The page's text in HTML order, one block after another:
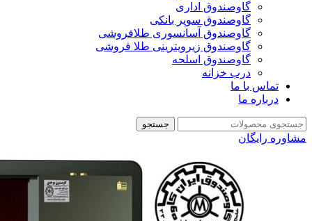
گاوصندوق اداری
گاوصندوق سوپر بانکی
گاوصندوق آسانسوری طلافروشی
گاوصندوق زیرویترینی طلا فروشی
گاوصندوق اسلحه
درب خزانه
تماس با ما
درباره ما
جستجو
مشاوره رایگان